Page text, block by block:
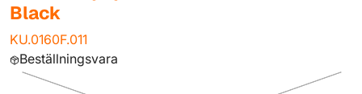
Black
KU.0160F.011
Beställningsvara